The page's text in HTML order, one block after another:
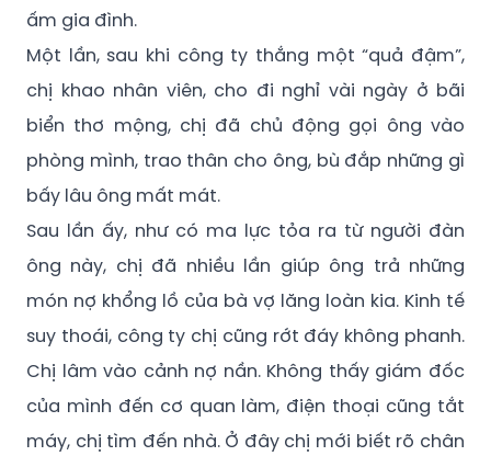
ấm gia đình.
Một lần, sau khi công ty thắng một “quả đậm”,
chị khao nhân viên, cho đi nghỉ vài ngày ở bãi
biển thơ mộng, chị đã chủ động gọi ông vào
phòng mình, trao thân cho ông, bù đắp những gì
bấy lâu ông mất mát.
Sau lần ấy, như có ma lực tỏa ra từ người đàn
ông này, chị đã nhiều lần giúp ông trả những
món nợ khổng lồ của bà vợ lăng loàn kia. Kinh tế
suy thoái, công ty chị cũng rớt đáy không phanh.
Chị lâm vào cảnh nợ nần. Không thấy giám đốc
của mình đến cơ quan làm, điện thoại cũng tắt
máy, chị tìm đến nhà. Ở đây chị mới biết rõ chân